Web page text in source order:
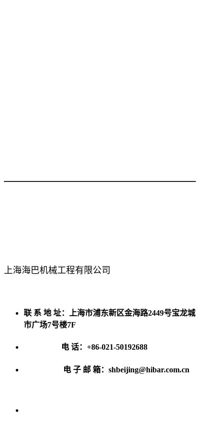
上海海巴机械工程有限公司
联 系 地 址：上海市浦东新区金海路2449号宝龙城
市广场7号楼7F
电 话：+86-021-50192688
电 子 邮 箱：shbeijing@hibar.com.cn